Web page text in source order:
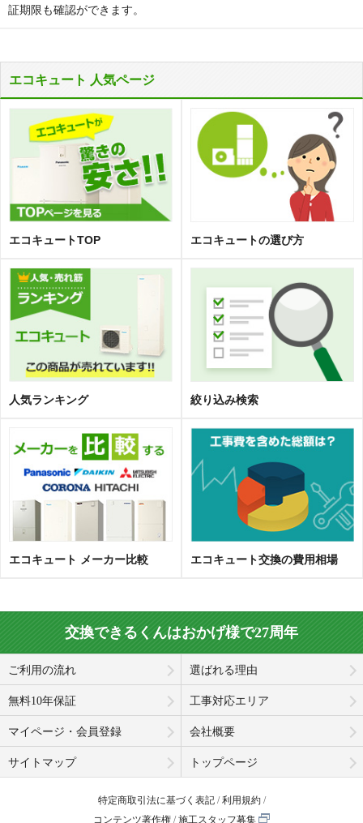
証期限も確認ができます。
エコキュート 人気ページ
エコキュートTOP エコキュートの選び方
人気ランキング 絞り込み検索
エコキュート メーカー比較 エコキュート交換の費用相場
交換できるくんはおかげ様で27周年
ご利用の流れ 選ばれる理由
無料10年保証 工事対応エリア
マイページ・会員登録 会社概要
サイトマップ トップページ
特定商取引法に基づく表記
利用規約
コンテンツ著作権
施工スタッフ募集